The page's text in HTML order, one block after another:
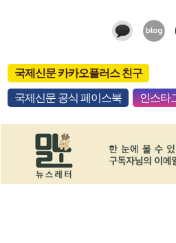
국제신문 카카오플러스 친구
국제신문 공식 페이스북 인스타